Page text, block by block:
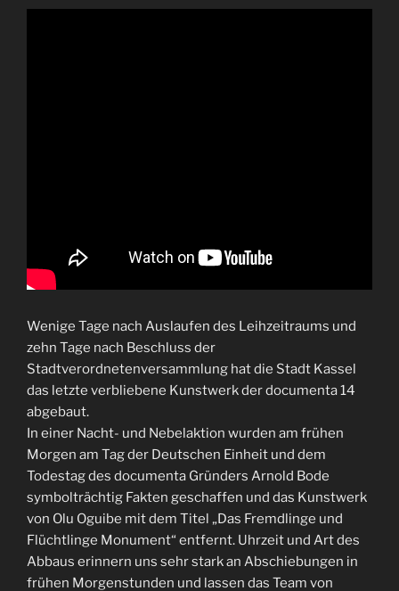
Wenige Tage nach Auslaufen des Leihzeitraums und
zehn Tage nach Beschluss der
Stadtverordnetenversammlung hat die Stadt Kassel
das letzte verbliebene Kunstwerk der documenta 14
abgebaut.
In einer Nacht- und Nebelaktion wurden am frühen
Morgen am Tag der Deutschen Einheit und dem
Todestag des documenta Gründers Arnold Bode
symbolträchtig Fakten geschaffen und das Kunstwerk
von Olu Oguibe mit dem Titel „Das Fremdlinge und
Flüchtlinge Monument“ entfernt. Uhrzeit und Art des
Abbaus erinnern uns sehr stark an Abschiebungen in
frühen Morgenstunden und lassen das Team von